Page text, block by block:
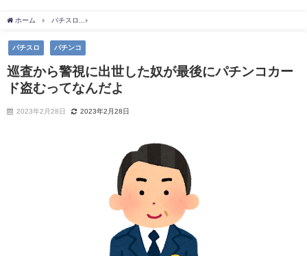
ホーム パチスロ
パチスロ パチンコ
巡査から警視に出世した奴が最後にパチンコカー
ド盗むってなんだよ
2023年2月28日 2023年2月28日